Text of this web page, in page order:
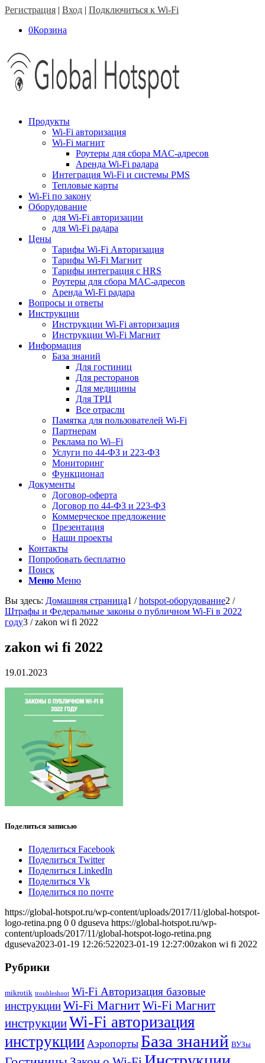
Регистрация | Вход | Подключиться к Wi-Fi
0Корзина
Продукты
Wi-Fi авторизация
Wi-Fi магнит
Роутеры для сбора MAC-адресов
Аренда Wi-Fi радара
Интеграция Wi-Fi и системы PMS
Тепловые карты
Wi-Fi по закону
Оборудование
для Wi-Fi авторизации
для Wi-Fi радара
Цены
Тарифы Wi-Fi Авторизация
Тарифы Wi-Fi Магнит
Тарифы интеграция с HRS
Роутеры для сбора MAC-адресов
Аренда Wi-Fi радара
Вопросы и ответы
Инструкции
Инструкции Wi-Fi авторизация
Инструкции Wi-Fi Магнит
Информация
База знаний
Для гостиниц
Для ресторанов
Для медицины
Для ТРЦ
Все отрасли
Памятка для пользователей Wi-Fi
Партнерам
Реклама по Wi–Fi
Услуги по 44-ФЗ и 223-ФЗ
Мониторинг
Функционал
Документы
Договор-оферта
Договор по 44-ФЗ и 223-ФЗ
Коммерческое предложение
Презентация
Наши проекты
Контакты
Попробовать бесплатно
Поиск
Меню Меню
Вы здесь: Домашняя страница1 / hotspot-оборудование2 /
Штрафы и Федеральные законы о публичном Wi-Fi в 2022
году3 / zakon wi fi 2022
zakon wi fi 2022
19.01.2023
Поделиться записью
Поделиться Facebook
Поделиться Twitter
Поделиться LinkedIn
Поделиться Vk
Поделиться по почте
https://global-hotspot.ru/wp-content/uploads/2017/11/global-hotspot-
logo-retina.png 0 0 dguseva https://global-hotspot.ru/wp-
content/uploads/2017/11/global-hotspot-logo-retina.png
dguseva2023-01-19 12:26:522023-01-19 12:27:00zakon wi fi 2022
Рубрики
mikrotik troubleshoot Wi-Fi Авторизация базовые
инструкцииWi-Fi МагнитWi-Fi Магнит
инструкцииWi-Fi авторизация
инструкции Аэропорты База знаний ВУЗы